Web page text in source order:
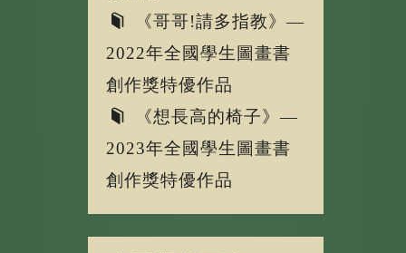
《哥哥!請多指教》—
2022年全國學生圖畫書
創作獎特優作品
《想長高的椅子》—
2023年全國學生圖畫書
創作獎特優作品